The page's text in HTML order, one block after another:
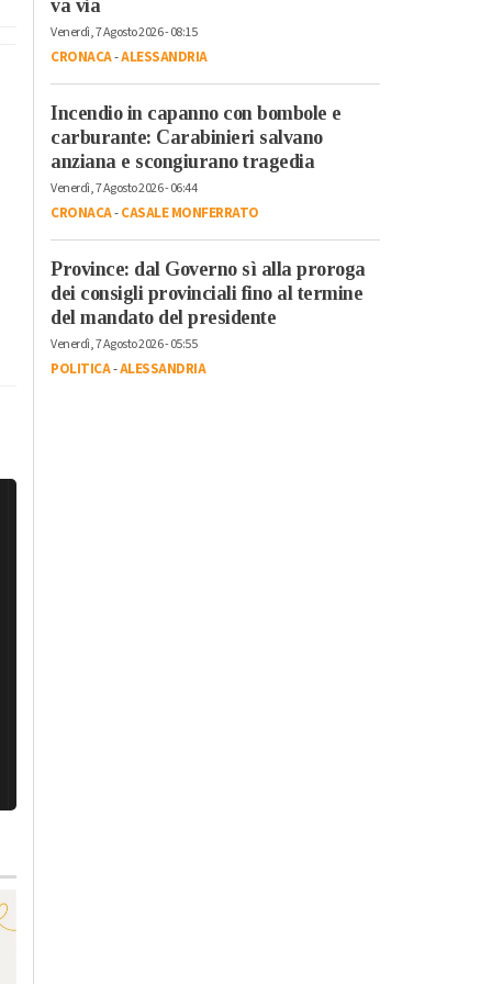
va via
Venerdì, 7 Agosto 2026 - 08:15
CRONACA-ALESSANDRIA
Incendio in capanno con bombole e
carburante: Carabinieri salvano
anziana e scongiurano tragedia
Venerdì, 7 Agosto 2026 - 06:44
CRONACA-CASALE MONFERRATO
Province: dal Governo sì alla proroga
dei consigli provinciali fino al termine
del mandato del presidente
Venerdì, 7 Agosto 2026 - 05:55
POLITICA-ALESSANDRIA